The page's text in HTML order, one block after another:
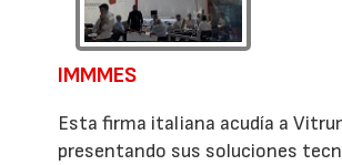
IMMMES
Esta firma italiana acudía a
presentando sus soluciones